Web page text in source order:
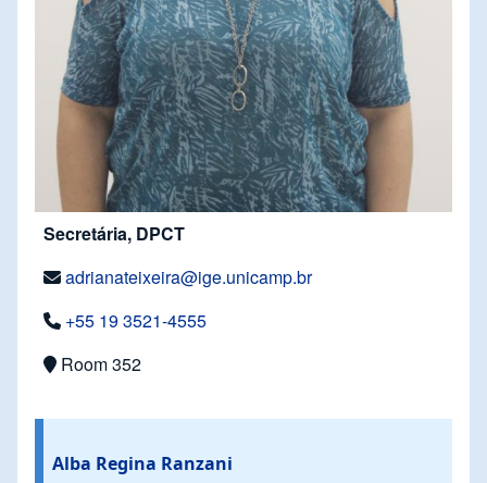
Secretária, DPCT
adrianateixeira@ige.unicamp.br
+55 19 3521-4555
Room 352
Alba Regina Ranzani